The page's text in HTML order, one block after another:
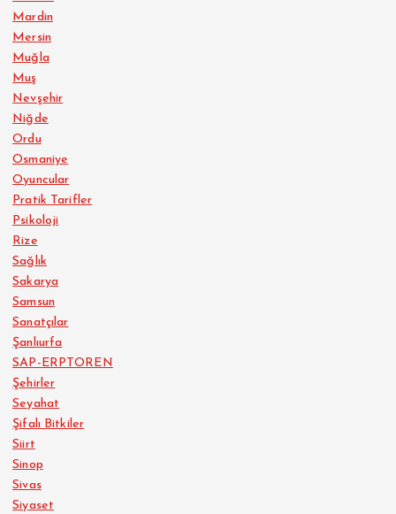
Mardin
Mersin
Muğla
Muş
Nevşehir
Niğde
Ordu
Osmaniye
Oyuncular
Pratik Tarifler
Psikoloji
Rize
Sağlık
Sakarya
Samsun
Sanatçılar
Şanlıurfa
SAP-ERPTOREN
Şehirler
Seyahat
Şifalı Bitkiler
Siirt
Sinop
Sivas
Siyaset